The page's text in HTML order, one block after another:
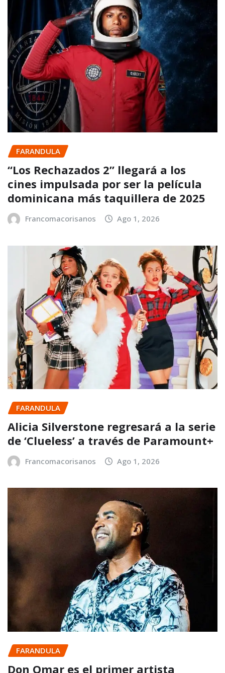
FARANDULA
“Los Rechazados 2” llegará a los
cines impulsada por ser la película
dominicana más taquillera de 2025
Francomacorisanos Ago 1, 2026
FARANDULA
Alicia Silverstone regresará a la serie
de ‘Clueless’ a través de Paramount+
Francomacorisanos Ago 1, 2026
FARANDULA
Don Omar es el primer artista